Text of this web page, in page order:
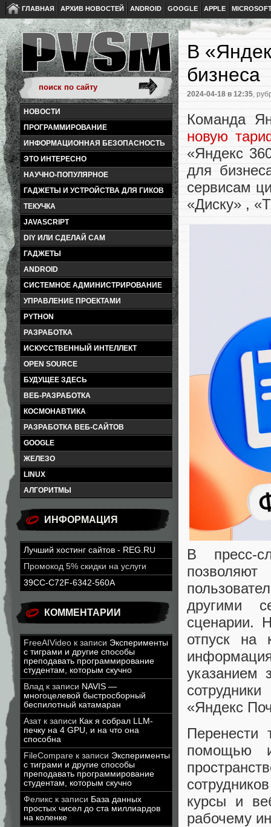
ГЛАВНАЯ АРХИВ НОВОСТЕЙ ANDROID GOOGLE APPLE
НОВОСТИ
ПРОГРАММИРОВАНИЕ
ИНФОРМАЦИОННАЯ БЕЗОПАСНОСТЬ
ЭТО ИНТЕРЕСНО
НАУЧНО-ПОПУЛЯРНОЕ
ГАДЖЕТЫ И УСТРОЙСТВА ДЛЯ ГИКОВ
ТЕКУЧКА
JAVASCRIPT
DIY ИЛИ СДЕЛАЙ САМ
ГАДЖЕТЫ
ANDROID
СИСТЕМНОЕ АДМИНИСТРИРОВАНИЕ
УПРАВЛЕНИЕ ПРОЕКТАМИ
PYTHON
РАЗРАБОТКА
ИСКУССТВЕННЫЙ ИНТЕЛЛЕКТ
OPEN SOURCE
БУДУЩЕЕ ЗДЕСЬ
ВЕБ-РАЗРАБОТКА
КОСМОНАВТИКА
РАЗРАБОТКА ВЕБ-САЙТОВ
GOOGLE
ЖЕЛЕЗО
LINUX
АЛГОРИТМЫ
ИНФОРМАЦИЯ
Лучший хостинг сайтов - REG.RU
Промокод 5% скидки на услуги
39CC-C72F-6342-560A
КОММЕНТАРИИ
FreeAIVideo к записи Эксперименты
с тиграми и другие способы
преподавать программирование
студентам, которым скучно
Влад к записи NAVIS —
многоцелевой быстросборный
беспилотный катамаран
Азатк записи Как я собрал LLM-
печку на 4 GPU, и на что она
способна
FileCompare к записи Эксперименты
с тиграми и другие способы
преподавать программирование
студентам, которым скучно
Феликс к записи База данных
простых чисел до ста миллиардов
на коленке
В
бизнеса
2024-04-18 в 12:35,
Команда
новую
«Яндекс
для
сервисам
«Диску» ,
В пресс-
другими
сценарии.
отпуск на
указанием
«Яндекс
помощью
курсы и
рабочему